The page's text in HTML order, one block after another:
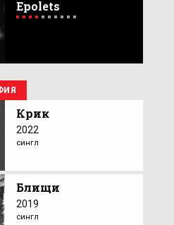
Epolets
Крик
2022
сингл
Блищи
2019
сингл